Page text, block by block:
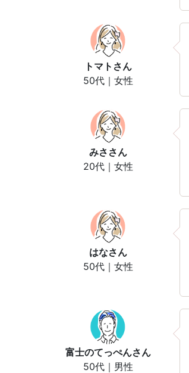
トマト さん
50代｜女性
みさ さん
20代｜女性
はなさん
50代｜女性
富士のてっぺんさん
50代｜男性